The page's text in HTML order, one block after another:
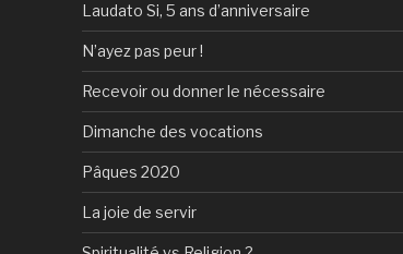
Laudato Si, 5 ans d’anniversaire
N’ayez pas peur !
Recevoir ou donner le nécessaire
Dimanche des vocations
Pâques 2020
La joie de servir